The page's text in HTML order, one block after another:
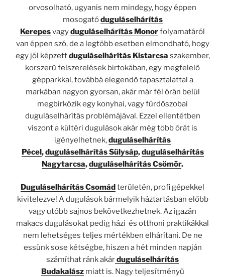
orvosolható, ugyanis nem mindegy, hogy éppen
mosogatóduguláselhárítás
Kerepesvagyduguláselhárítás Monorfolyamatáról
van éppen szó, de a legtöbb esetben elmondható, hogy
egy jól képzettduguláselhárítás Kistarcsa szakember,
korszerű felszerelések birtokában, egy megfelelő
gépparkkal, továbbá elegendő tapasztalattal a
markában nagyon gyorsan, akár már fél órán belül
megbirkózik egy konyhai, vagy fürdőszobai
duguláselhárítás problémájával. Ezzel ellentétben
viszont a kültéri dugulások akár még több órát is
igényelhetnek,duguláselhárítás
Pécel,duguláselhárítás Sülysáp,duguláselhárítás
Nagytarcsa,duguláselhárítás Csömör.
Duguláselhárítás Csomádterületén, profi gépekkel
kivitelezve! A dugulások bármelyik háztartásban előbb
vagy utóbb sajnos bekövetkezhetnek. Az igazán
makacs dugulásokat pedig házi és otthoni praktikákkal
nem lehetséges teljes mértékben elhárítani. De ne
essünk sose kétségbe, hiszen a hét minden napján
számíthat ránk akárduguláselhárítás
Budakalászmiatt is. Nagy teljesítményű